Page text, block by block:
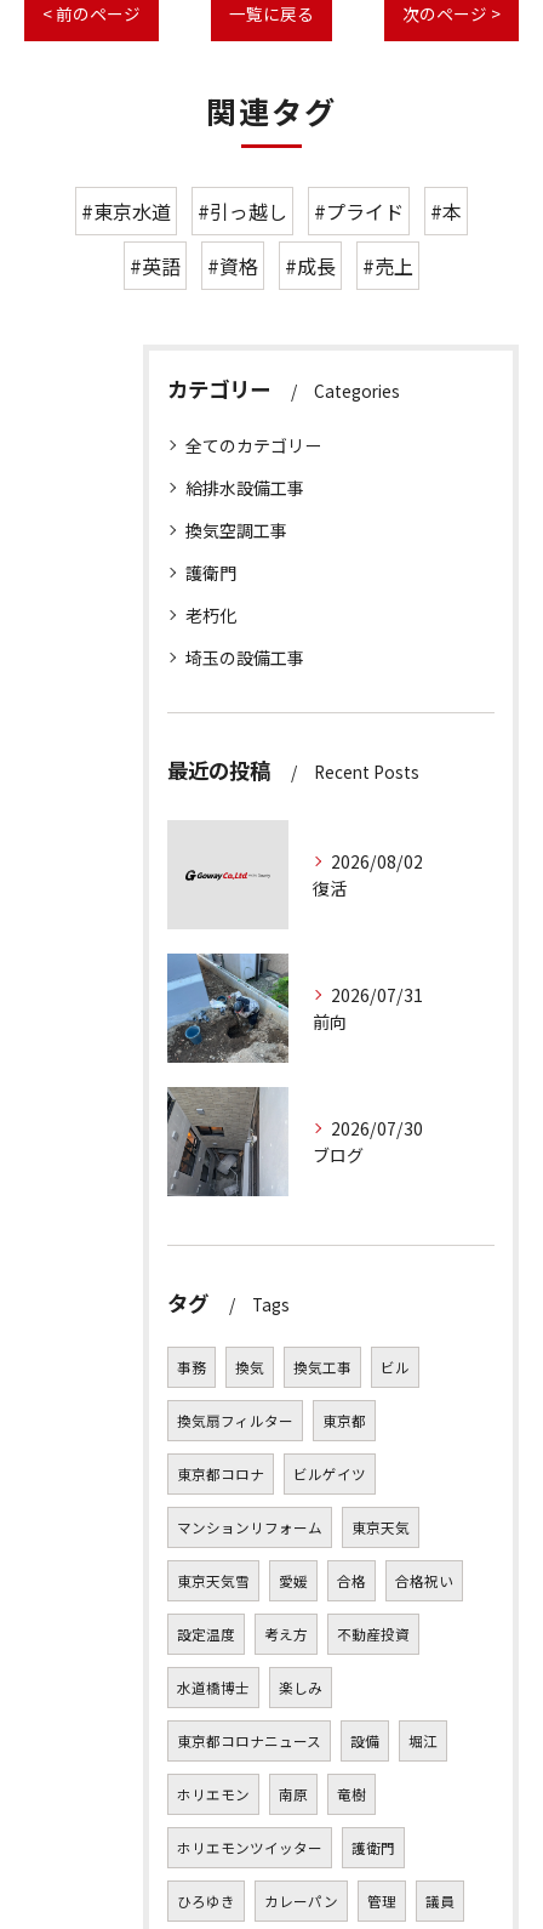
< 前のページ 一覧に戻る 次のページ >
関連タグ
#東京水道 #引っ越し #プライド
#本
#英語
#資格 #成長 #売上
カテゴリー Categories
全てのカテゴリー
給排水設備工事
換気空調工事
護衛門
老朽化
埼玉の設備工事
最近の投稿 Recent Posts
2026/08/02
復活
2026/07/31
前向
2026/07/30
ブログ
タグ Tags
事務 換気 換気工事 ビル
換気扇フィルター 東京都
東京都コロナ ビルゲイツ
マンションリフォーム 東京天気
東京天気雪 愛媛 合格 合格祝い
設定温度 考え方 不動産投資
水道橋博士 楽しみ
東京都コロナニュース 設備 堀江
ホリエモン 南原 竜樹
ホリエモンツイッター 護衛門
ひろゆき カレーパン 管理 議員